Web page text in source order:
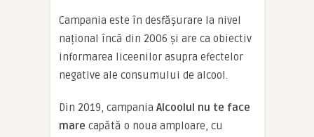
Campania este în desfășurare la nivel
național încă din 2006 și are ca obiectiv
informarea liceenilor asupra efectelor
negative ale consumului de alcool.
Din 2019, campania Alcoolul nu te face
mare capătă o noua amploare, cu